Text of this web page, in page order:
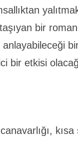
bir
bir etkisi